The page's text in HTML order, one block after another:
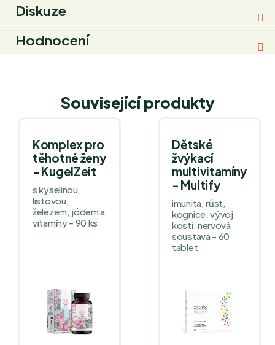
Diskuze
Hodnocení
Související produkty
Komplex pro
těhotné ženy
- KugelZeit
s kyselinou
listovou,
železem, jódem a
vitamíny - 90 ks
Dětské
žvýkací
multivitamíny
- Multify
imunita, růst,
kognice, vývoj
kostí, nervová
soustava - 60
tablet